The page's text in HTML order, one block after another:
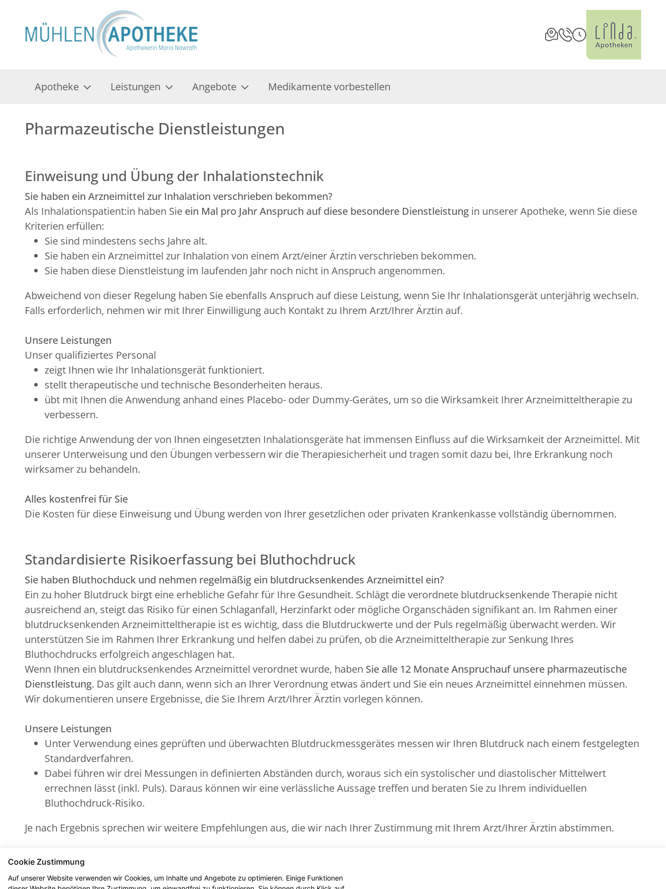
Apotheke Leistungen Angebote Medikamente vorbestellen
Pharmazeutische Dienstleistungen
Einweisung und Übung der Inhalationstechnik
Sie haben ein Arzneimittel zur Inhalation verschrieben bekommen?
Als Inhalationspatient:in haben Sie ein Mal pro Jahr Anspruch auf diese besondere Dienstleistung in unserer Apotheke, wenn Sie diese
Kriterien erfüllen:
Sie sind mindestens sechs Jahre alt.
Sie haben ein Arzneimittel zur Inhalation von einem Arzt/einer Ärztin verschrieben bekommen.
Sie haben diese Dienstleistung im laufenden Jahr noch nicht in Anspruch angenommen.
Abweichend von dieser Regelung haben Sie ebenfalls Anspruch auf diese Leistung, wenn Sie Ihr Inhalationsgerät unterjährig wechseln.
Falls erforderlich, nehmen wir mit Ihrer Einwilligung auch Kontakt zu Ihrem Arzt/Ihrer Ärztin auf.
Unsere Leistungen
Unser qualifiziertes Personal
zeigt Ihnen wie Ihr Inhalationsgerät funktioniert.
stellt therapeutische und technische Besonderheiten heraus.
übt mit Ihnen die Anwendung anhand eines Placebo- oder Dummy-Gerätes, um so die Wirksamkeit Ihrer Arzneimitteltherapie zu
verbessern.
Die richtige Anwendung der von Ihnen eingesetzten Inhalationsgeräte hat immensen Einfluss auf die Wirksamkeit der Arzneimittel. Mit
unserer Unterweisung und den Übungen verbessern wir die Therapiesicherheit und tragen somit dazu bei, Ihre Erkrankung noch
wirksamer zu behandeln.
Alles kostenfrei für Sie
Die Kosten für diese Einweisung und Übung werden von Ihrer gesetzlichen oder privaten Krankenkasse vollständig übernommen.
Standardisierte Risikoerfassung bei Bluthochdruck
Sie haben Bluthochduck und nehmen regelmäßig ein blutdrucksenkendes Arzneimittel ein?
Ein zu hoher Blutdruck birgt eine erhebliche Gefahr für Ihre Gesundheit. Schlägt die verordnete blutdrucksenkende Therapie nicht
ausreichend an, steigt das Risiko für einen Schlaganfall, Herzinfarkt oder mögliche Organschäden signifikant an. Im Rahmen einer
blutdrucksenkenden Arzneimitteltherapie ist es wichtig, dass die Blutdruckwerte und der Puls regelmäßig überwacht werden. Wir
unterstützen Sie im Rahmen Ihrer Erkrankung und helfen dabei zu prüfen, ob die Arzneimitteltherapie zur Senkung Ihres
Bluthochdrucks erfolgreich angeschlagen hat.
Wenn Ihnen ein blutdrucksenkendes Arzneimittel verordnet wurde, haben Sie alle 12 Monate Anspruchauf unsere pharmazeutische
Dienstleistung. Das gilt auch dann, wenn sich an Ihrer Verordnung etwas ändert und Sie ein neues Arzneimittel einnehmen müssen.
Wir dokumentieren unsere Ergebnisse, die Sie Ihrem Arzt/Ihrer Ärztin vorlegen können.
Unsere Leistungen
Unter Verwendung eines geprüften und überwachten Blutdruckmessgerätes messen wir Ihren Blutdruck nach einem festgelegten
Standardverfahren.
Dabei führen wir drei Messungen in definierten Abständen durch, woraus sich ein systolischer und diastolischer Mittelwert
errechnen lässt (inkl. Puls). Daraus können wir eine verlässliche Aussage treffen und beraten Sie zu Ihrem individuellen
Bluthochdruck-Risiko.
Je nach Ergebnis sprechen wir weitere Empfehlungen aus, die wir nach Ihrer Zustimmung mit Ihrem Arzt/Ihrer Ärztin abstimmen.
Alles kostenfrei für Sie
Die Kosten der standardisierten Risikoerfassung bei Bluthochdruck werden von Ihrer gesetzlichen oder privaten Krankenkasse
Cookie Zustimmung
Auf unserer Website verwenden wir Cookies, um Inhalte und Angebote zu optimieren. Einige Funktionen